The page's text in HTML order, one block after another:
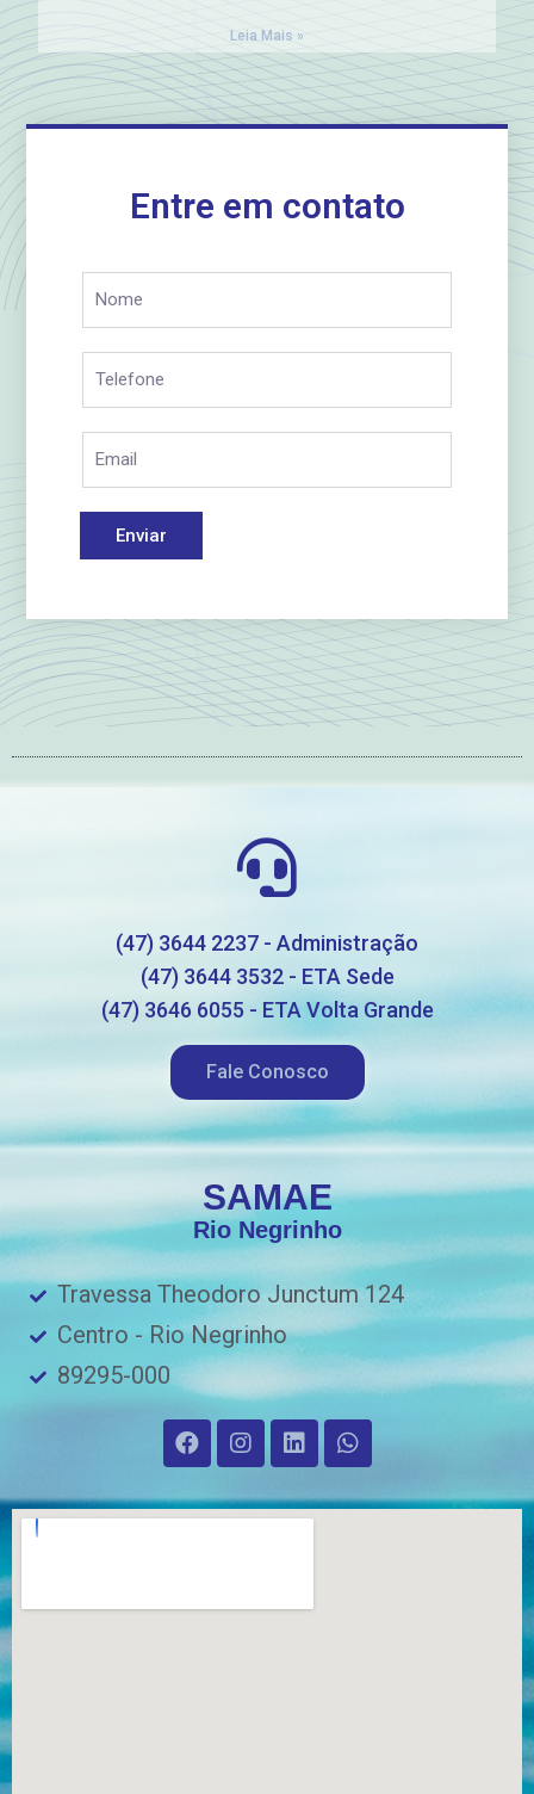
Leia Mais »
Entre em contato
Enviar
(47) 3644 2237 - Administração
(47) 3644 3532 - ETA Sede
(47) 3646 6055 - ETA Volta Grande
Fale Conosco
SAMAE
Rio Negrinho
Travessa Theodoro Junctum 124
Centro - Rio Negrinho
89295-000